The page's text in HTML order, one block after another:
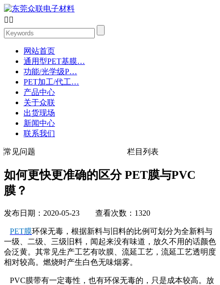
 
网站首页
通用型PET基膜…
功能/光学级P…
PET加工/代工…
产品中心
关于众联
出货现场
新闻中心
联系我们
常见问题 栏目列表
如何更快更准确的区分 PET膜与PVC
膜？
发布日期：2020-05-23 查看次数：1320
PET膜环保无毒，根据新料与旧料的比例可划分为全新料与
一级、二级、三级旧料，闻起来没有味道，放久不用的话颜色
会泛黄。其常见生产工艺有吹膜、流延工艺，流延工艺透明度
相对较高。燃烧时产生白色无味烟雾。
PVC膜带有一定毒性，也有环保无毒的，只是成本较高。放